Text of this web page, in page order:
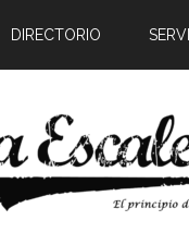
DIRECTORIO